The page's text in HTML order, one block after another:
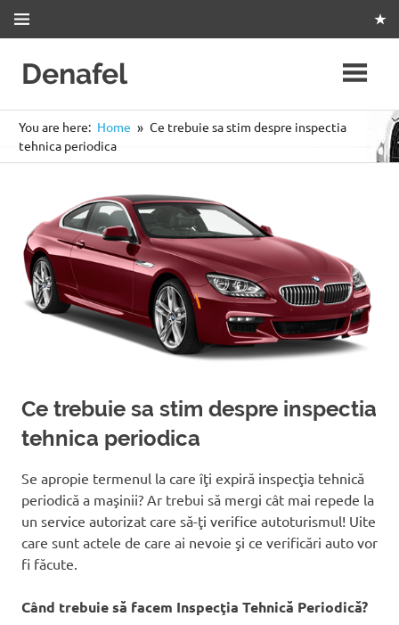
Skip
Denafel
Itp
Tahografe
You are here: Home
Ce trebuie sa stim despre inspectia
tehnica periodica
Ce trebuie sa stim despre inspectia
tehnica periodica
Se apropie termenul la care îţi expiră inspecţia tehnică
periodică a maşinii? Ar trebui să mergi cât mai repede la
un service autorizat care să-ţi verifice autoturismul! Uite
care sunt actele de care ai nevoie şi ce verificări auto vor
fi făcute.
Când trebuie să facem Inspecţia Tehnică Periodică?